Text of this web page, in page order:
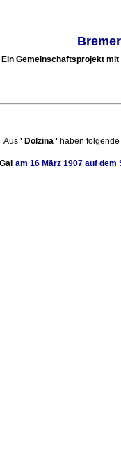
Ein Gemeinschaftsprojekt
Aus ' Dolzina ' haben
Gal am 16 März 1907 auf dem